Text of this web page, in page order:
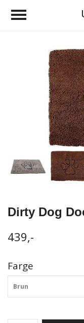
Dirty Dog
439,-
Farge
Brun